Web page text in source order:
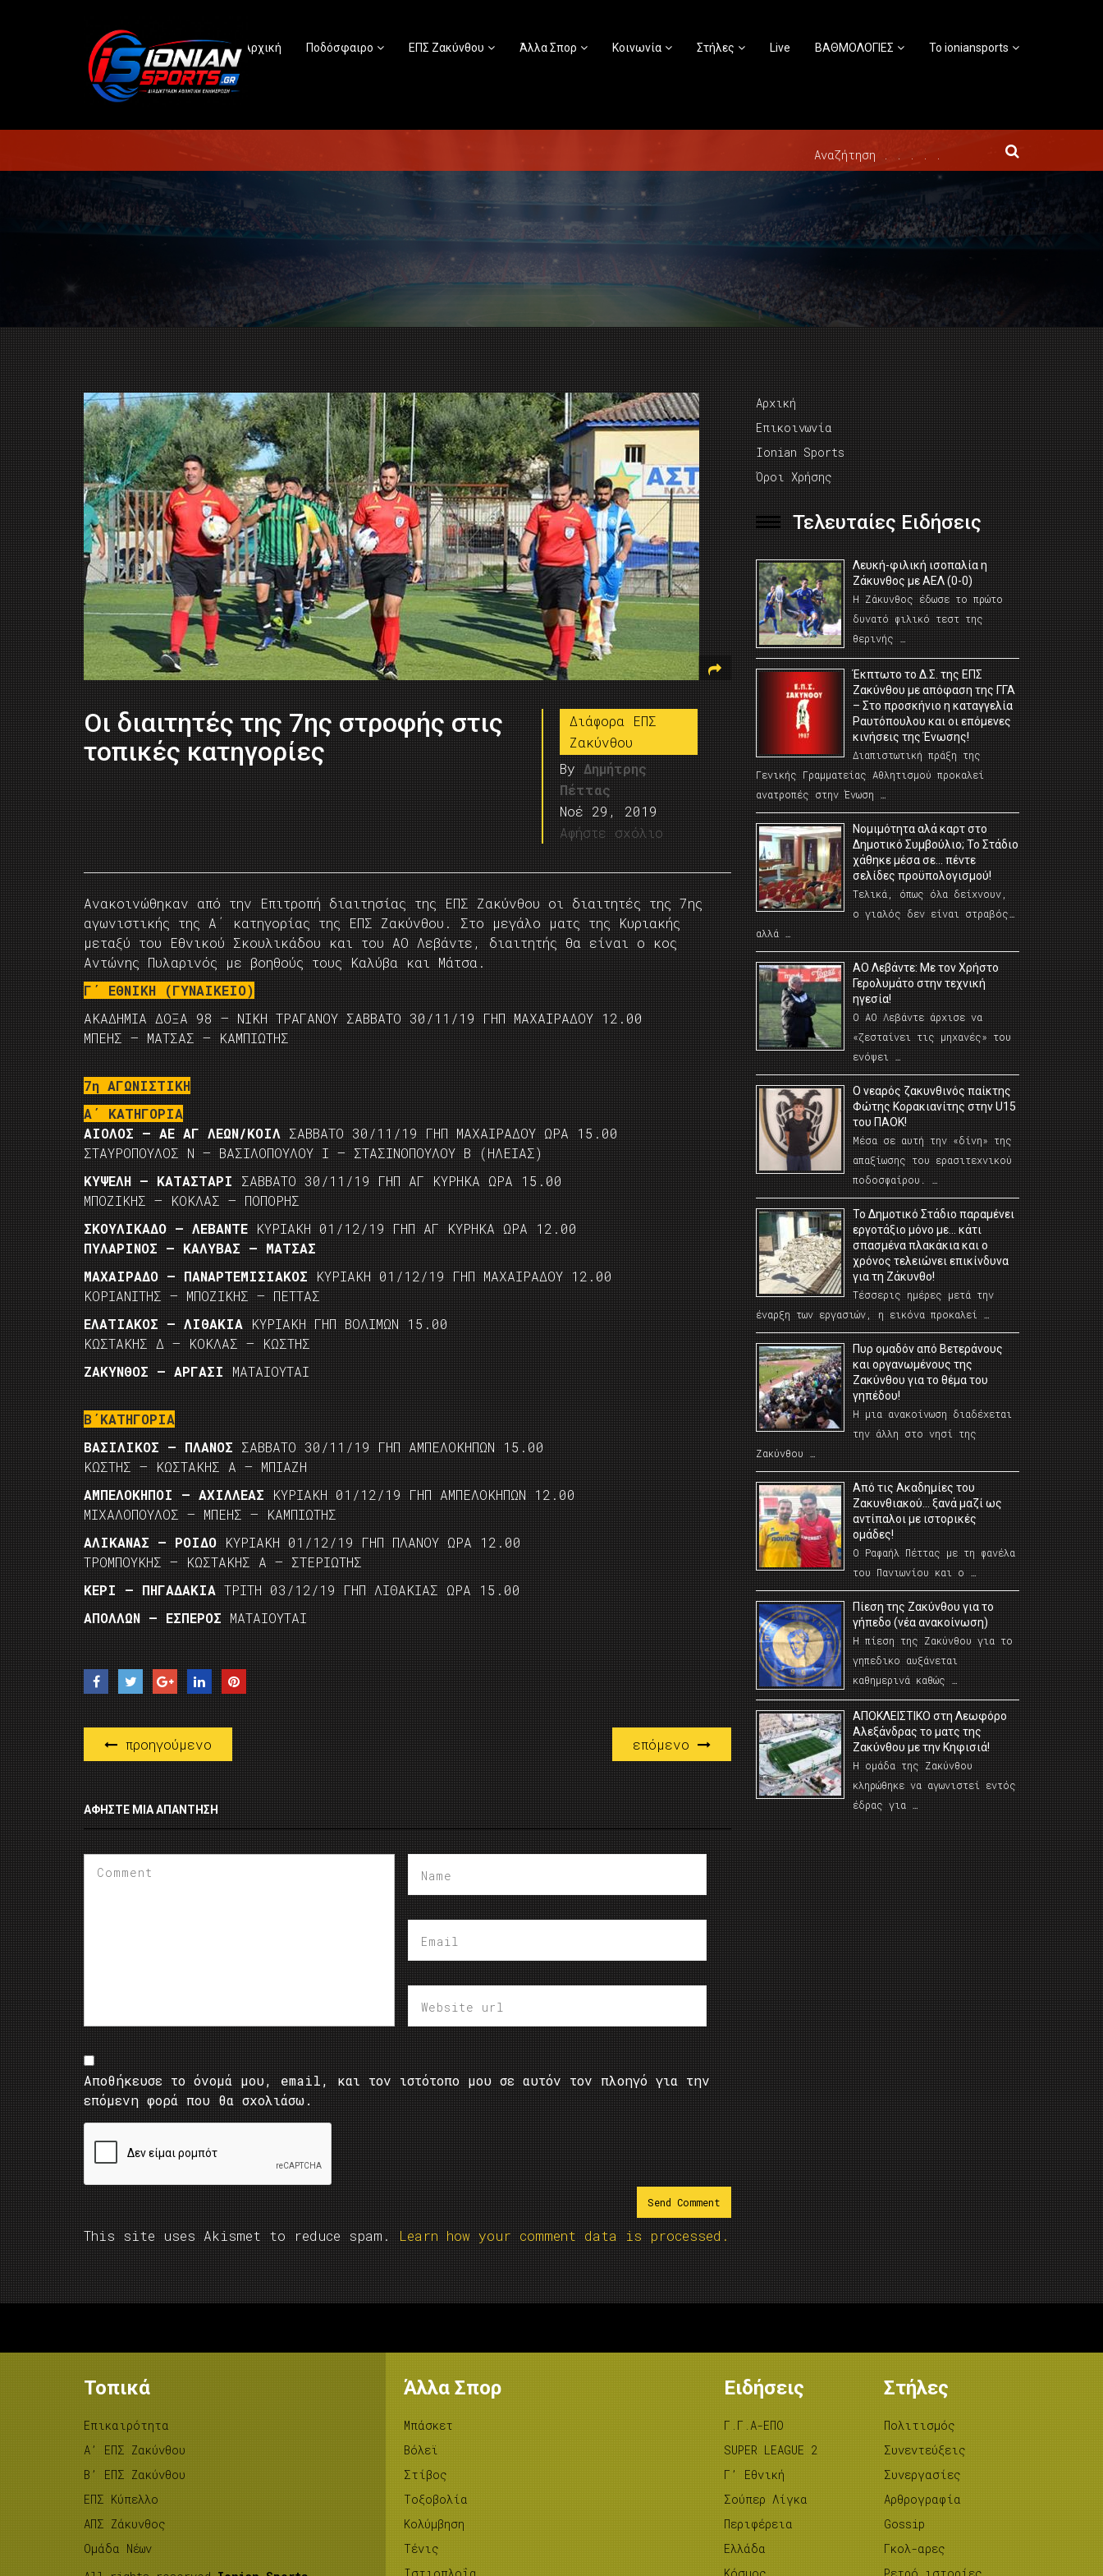
Αρχική Ποδόσφαιρο ΕΠΣ Ζακύνθου Άλλα Σπορ Κοινωνία Στήλες Live ΒΑΘΜΟΛΟΓΙΕΣ Το ioniansports
Oι διαιτητές της 7ης στροφής στις
τοπικές κατηγορίες
Διάφορα ΕΠΣ
Ζακύνθου
By Δημήτρης
Πέττας
Νοέ 29, 2019
Αφήστε σχόλιο
Ανακοινώθηκαν από την Επιτροπή διαιτησίας της ΕΠΣ Ζακύνθου οι διαιτητές της 7ης
αγωνιστικής της Α΄ κατηγορίας της ΕΠΣ Ζακύνθου. Στο μεγάλο ματς της Κυριακής
μεταξύ του Εθνικού Σκουλικάδου και του ΑΟ Λεβάντε, διαιτητής θα είναι ο κος
Αντώνης Πυλαρινός με βοηθούς τους Καλύβα και Μάτσα.
Γ΄ ΕΘΝΙΚΗ (ΓΥΝΑΙΚΕΙΟ)
ΑΚΑΔΗΜΙΑ ΔΟΞΑ 98 – ΝΙΚΗ ΤΡΑΓΑΝΟΥ ΣΑΒΒΑΤΟ 30/11/19 ΓΗΠ ΜΑΧΑΙΡΑΔΟΥ 12.00
ΜΠΕΗΣ – ΜΑΤΣΑΣ – ΚΑΜΠΙΩΤΗΣ
7η ΑΓΩΝΙΣΤΙΚΗ
Α΄ ΚΑΤΗΓΟΡΙΑ
ΑΙΟΛΟΣ – ΑΕ ΑΓ ΛΕΩΝ/ΚΟΙΛ ΣΑΒΒΑΤΟ 30/11/19 ΓΗΠ ΜΑΧΑΙΡΑΔΟΥ ΩΡΑ 15.00
ΣΤΑΥΡΟΠΟΥΛΟΣ Ν – ΒΑΣΙΛΟΠΟΥΛΟΥ Ι – ΣΤΑΣΙΝΟΠΟΥΛΟΥ Β (ΗΛΕΙΑΣ)
ΚΥΨΕΛΗ – ΚΑΤΑΣΤΑΡΙ ΣΑΒΒΑΤΟ 30/11/19 ΓΗΠ ΑΓ ΚΥΡΗΚΑ ΩΡΑ 15.00
ΜΠΟΖΙΚΗΣ – ΚΟΚΛΑΣ – ΠΟΠΟΡΗΣ
ΣΚΟΥΛΙΚΑΔΟ – ΛΕΒΑΝΤΕ ΚΥΡΙΑΚΗ 01/12/19 ΓΗΠ ΑΓ ΚΥΡΗΚΑ ΩΡΑ 12.00
ΠΥΛΑΡΙΝΟΣ – ΚΑΛΥΒΑΣ – ΜΑΤΣΑΣ
ΜΑΧΑΙΡΑΔΟ – ΠΑΝΑΡΤΕΜΙΣΙΑΚΟΣ ΚΥΡΙΑΚΗ 01/12/19 ΓΗΠ ΜΑΧΑΙΡΑΔΟΥ 12.00
ΚΟΡΙΑΝΙΤΗΣ – ΜΠΟΖΙΚΗΣ – ΠΕΤΤΑΣ
ΕΛΑΤΙΑΚΟΣ – ΛΙΘΑΚΙΑ ΚΥΡΙΑΚΗ ΓΗΠ ΒΟΛΙΜΩΝ 15.00
ΚΩΣΤΑΚΗΣ Δ – ΚΟΚΛΑΣ – ΚΩΣΤΗΣ
ΖΑΚΥΝΘΟΣ – ΑΡΓΑΣΙ ΜΑΤΑΙΟΥΤΑΙ
Β΄ΚΑΤΗΓΟΡΙΑ
ΒΑΣΙΛΙΚΟΣ – ΠΛΑΝΟΣ ΣΑΒΒΑΤΟ 30/11/19 ΓΗΠ ΑΜΠΕΛΟΚΗΠΩΝ 15.00
ΚΩΣΤΗΣ – ΚΩΣΤΑΚΗΣ Α – ΜΠΙΑΖΗ
ΑΜΠΕΛΟΚΗΠΟΙ – ΑΧΙΛΛΕΑΣ ΚΥΡΙΑΚΗ 01/12/19 ΓΗΠ ΑΜΠΕΛΟΚΗΠΩΝ 12.00
ΜΙΧΑΛΟΠΟΥΛΟΣ – ΜΠΕΗΣ – ΚΑΜΠΙΩΤΗΣ
ΑΛΙΚΑΝΑΣ – ΡΟΙΔΟ ΚΥΡΙΑΚΗ 01/12/19 ΓΗΠ ΠΛΑΝΟΥ ΩΡΑ 12.00
ΤΡΟΜΠΟΥΚΗΣ – ΚΩΣΤΑΚΗΣ Α – ΣΤΕΡΙΩΤΗΣ
ΚΕΡΙ – ΠΗΓΑΔΑΚΙΑ ΤΡΙΤΗ 03/12/19 ΓΗΠ ΛΙΘΑΚΙΑΣ ΩΡΑ 15.00
ΑΠΟΛΛΩΝ – ΕΣΠΕΡΟΣ ΜΑΤΑΙΟΥΤΑΙ
προηγούμενο επόμενο
ΑΦΉΣΤΕ ΜΙΑ ΑΠΆΝΤΗΣΗ
Αποθήκευσε το όνομά μου, email, και τον ιστότοπο μου σε αυτόν τον πλοηγό για την
επόμενη φορά που θα σχολιάσω.
This site uses Akismet to reduce spam. Learn how your comment data is processed.
Αρχική
Επικοινωνία
Ionian Sports
Όροι Χρήσης
Τελευταίες Ειδήσεις
Λευκή-φιλική ισοπαλία η
Ζάκυνθος με ΑΕΛ (0-0)
Η Ζάκυνθος έδωσε το πρώτο
δυνατό φιλικό τεστ της
θερινής …
Έκπτωτο το Δ.Σ. της ΕΠΣ
Ζακύνθου με απόφαση της ΓΓΑ
– Στο προσκήνιο η καταγγελία
Ραυτόπουλου και οι επόμενες
κινήσεις της Ένωσης!
Διαπιστωτική πράξη της
Γενικής Γραμματείας Αθλητισμού προκαλεί
ανατροπές στην Ένωση …
Νομιμότητα αλά καρτ στο
Δημοτικό Συμβούλιο; Το Στάδιο
χάθηκε μέσα σε… πέντε
σελίδες προϋπολογισμού!
Τελικά, όπως όλα δείχνουν,
ο γιαλός δεν είναι στραβός…
αλλά …
ΑΟ Λεβάντε: Με τον Χρήστο
Γερολυμάτο στην τεχνική
ηγεσία!
Ο ΑΟ Λεβάντε άρχισε να
«ζεσταίνει τις μηχανές» του
ενόψει …
O νεαρός ζακυνθινός παίκτης
Φώτης Κορακιανίτης στην U15
του ΠΑΟΚ!
Μέσα σε αυτή την «δίνη» της
απαξίωσης του ερασιτεχνικού
ποδοσφαίρου. …
Το Δημοτικό Στάδιο παραμένει
εργοτάξιο μόνο με… κάτι
σπασμένα πλακάκια και ο
χρόνος τελειώνει επικίνδυνα
για τη Ζάκυνθο!
Τέσσερις ημέρες μετά την
έναρξη των εργασιών, η εικόνα προκαλεί …
Πυρ ομαδόν από Βετεράνους
και οργανωμένους της
Ζακύνθου για το θέμα του
γηπέδου!
Η μια ανακοίνωση διαδέχεται
την άλλη στο νησί της
Ζακύνθου …
Από τις Ακαδημίες του
Ζακυνθιακού… ξανά μαζί ως
αντίπαλοι με ιστορικές
ομάδες!
Ο Ραφαήλ Πέττας με τη φανέλα
του Πανιωνίου και ο …
Πίεση της Ζακύνθου για το
γήπεδο (νέα ανακοίνωση)
Η πίεση της Ζακύνθου για το
γηπεδικο αυξάνεται
καθημερινά καθώς …
AΠΟΚΛΕΙΣΤΙΚΟ στη Λεωφόρο
Αλεξάνδρας το ματς της
Ζακύνθου με την Κηφισιά!
Η ομάδα της Ζακύνθου
κληρώθηκε να αγωνιστεί εντός
έδρας για …
Τοπικά
Επικαιρότητα
A’ ΕΠΣ Ζακύνθου
B’ ΕΠΣ Ζακύνθου
ΕΠΣ Κύπελλο
ΑΠΣ Ζάκυνθος
Ομάδα Νέων
Άλλα Σπορ
Μπάσκετ
Βόλεϊ
Στίβος
Tοξοβολία
Κολύμβηση
Τένις
Ειδήσεις
Γ.Γ.Α-ΕΠΟ
SUPER LEAGUE 2
Γ’ Εθνική
Σούπερ Λίγκα
Περιφέρεια
Ελλάδα
Στήλες
Πολιτισμός
Συνεντεύξεις
Συνεργασίες
Αρθρογραφία
Gossip
Γκολ-αρες